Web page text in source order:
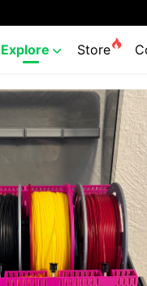
Explore  Store